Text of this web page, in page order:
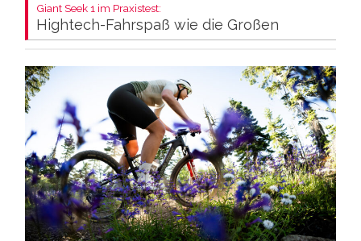
Giant Seek 1 im Praxistest:
Hightech-Fahrspaß wie die Großen